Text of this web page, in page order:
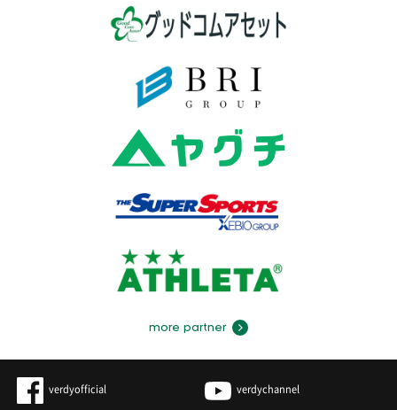
more partner
verdyofficial verdychannel